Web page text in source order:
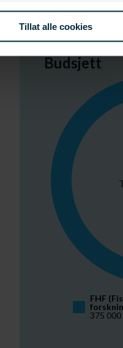
Tillat alle cookies
Budsjett
FHF
375 000